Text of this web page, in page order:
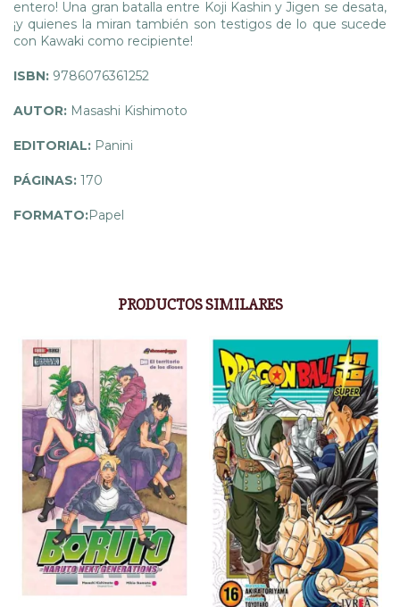
entero! Una gran batalla entre Koji Kashin y Jigen se desata,
¡y quienes la miran también son testigos de lo que sucede
con Kawaki como recipiente!
ISBN: 9786076361252
AUTOR: Masashi Kishimoto
EDITORIAL: Panini
PÁGINAS: 170
FORMATO:Papel
PRODUCTOS SIMILARES